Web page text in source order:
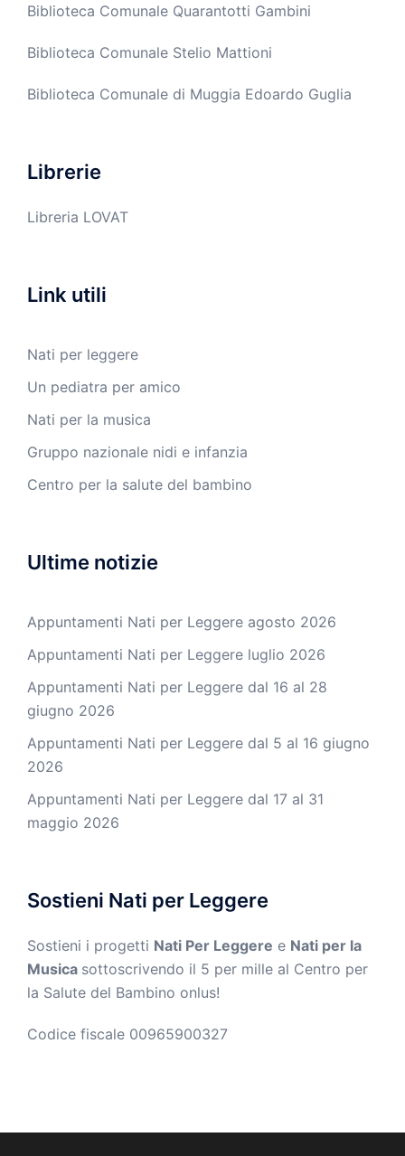
Biblioteca Comunale Quarantotti Gambini
Biblioteca Comunale Stelio Mattioni
Biblioteca Comunale di Muggia Edoardo Guglia
Librerie
Libreria LOVAT
Link utili
Nati per leggere
Un pediatra per amico
Nati per la musica
Gruppo nazionale nidi e infanzia
Centro per la salute del bambino
Ultime notizie
Appuntamenti Nati per Leggere agosto 2026
Appuntamenti Nati per Leggere luglio 2026
Appuntamenti Nati per Leggere dal 16 al 28
giugno 2026
Appuntamenti Nati per Leggere dal 5 al 16 giugno
2026
Appuntamenti Nati per Leggere dal 17 al 31
maggio 2026
Sostieni Nati per Leggere
Sostieni i progetti Nati Per Leggere e Nati per la
Musica sottoscrivendo il 5 per mille al Centro per
la Salute del Bambino onlus!
Codice fiscale 00965900327